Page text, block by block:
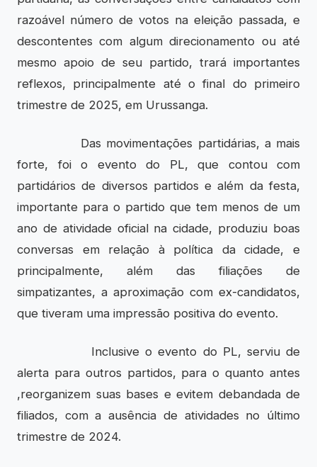
razoável número de votos na eleição passada, e
descontentes com algum direcionamento ou até
mesmo apoio de seu partido, trará importantes
reflexos, principalmente até o final do primeiro
trimestre de 2025, em Urussanga.
Das movimentações partidárias, a mais
forte, foi o evento do PL, que contou com
partidários de diversos partidos e além da festa,
importante para o partido que tem menos de um
ano de atividade oficial na cidade, produziu boas
conversas em relação à política da cidade, e
principalmente, além das filiações de
simpatizantes, a aproximação com ex-candidatos,
que tiveram uma impressão positiva do evento.
Inclusive o evento do PL, serviu de
alerta para outros partidos, para o quanto antes
,reorganizem suas bases e evitem debandada de
filiados, com a ausência de atividades no último
trimestre de 2024.